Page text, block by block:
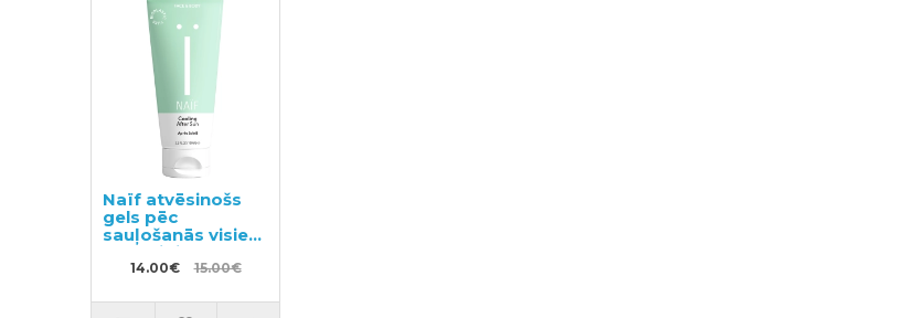
Naïf atvēsinošs
gels pēc
sauļošanās visiem
ādas tipiem 100ml
14.00€ 15.00€